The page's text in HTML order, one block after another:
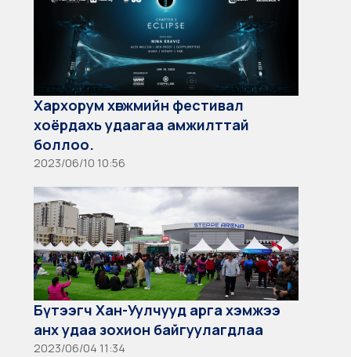
Хархорум хөгжмийн фестивал
хоёрдахь удаагаа амжилттай
боллоо.
2023/06/10 10:56
Бүтээгч Хан-Уулчууд арга хэмжээ
анх удаа зохион байгуулагдлаа
2023/06/04 11:34